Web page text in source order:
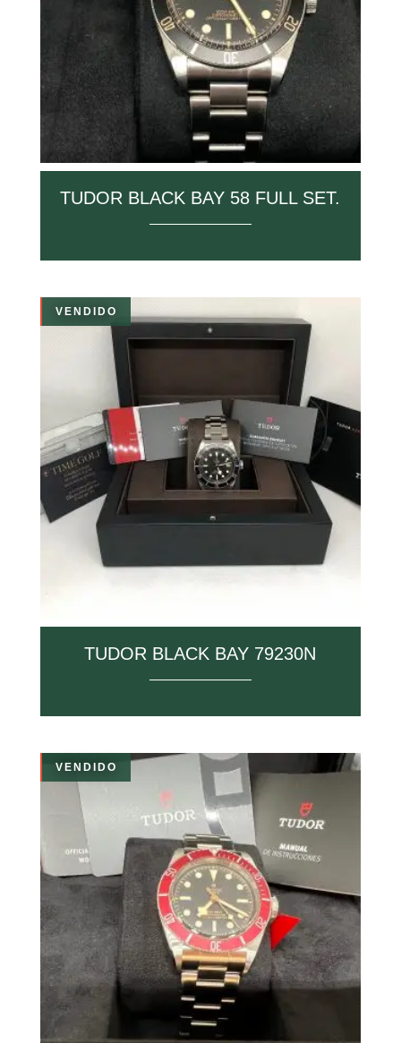
TUDOR BLACK BAY 58 FULL SET.
VENDIDO
TUDOR BLACK BAY 79230N
VENDIDO